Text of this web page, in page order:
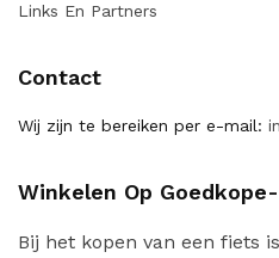
Links En Partners
Contact
Wij zijn te bereiken per e-mail:
Winkelen Op
Bij het kopen van een fiets